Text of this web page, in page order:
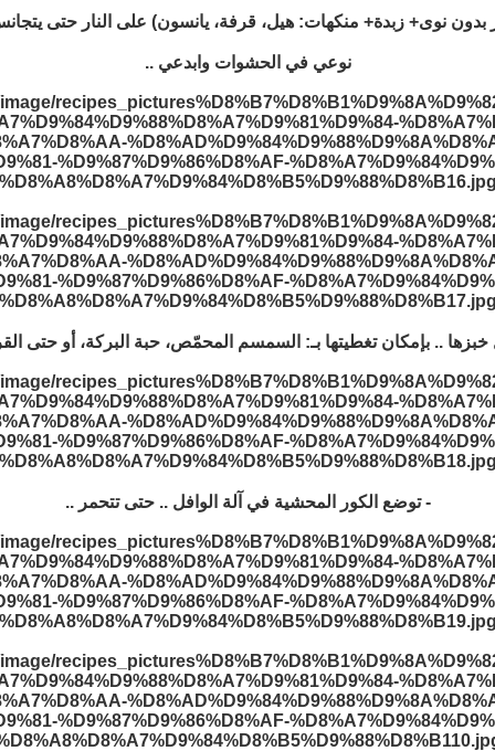
بدون نوى+ زبدة+ منكهات: هيل، قرفة، يانسون) على النار حتى
نوعي في الحشوات وابدعي ..
خبزها .. بإمكان تغطيتها بـ: السمسم المحمّص، حبة البركة، أو حتى
- توضع الكور المحشية في آلة الوافل .. حتى تتحمر ..